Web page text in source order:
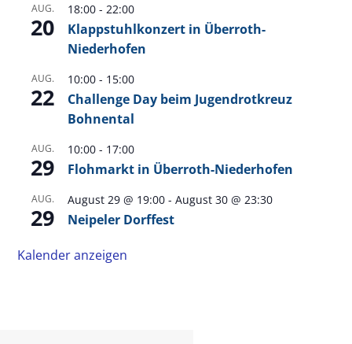
AUG.
20
18:00 - 22:00
Klappstuhlkonzert in Überroth-
Niederhofen
AUG.
22
10:00 - 15:00
Challenge Day beim Jugendrotkreuz
Bohnental
AUG.
29
10:00 - 17:00
Flohmarkt in Überroth-Niederhofen
AUG.
29
August 29 @ 19:00 -August 30 @ 23:30
Neipeler Dorffest
Kalender anzeigen